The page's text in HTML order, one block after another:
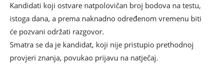
Kandidati koji ostvare natpolovičan broj bodova na testu,
istoga dana, a prema naknadno određenom vremenu biti
će pozvani održati razgovor.
Smatra se da je kandidat, koji nije pristupio prethodnoj
provjeri znanja, povukao prijavu na natječaj.